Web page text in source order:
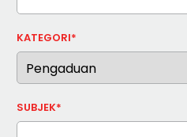
KATEGORI*
SUBJEK*